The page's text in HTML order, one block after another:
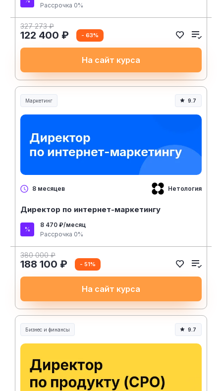
Рассрочка 0%
327 273 ₽
122 400 ₽ - 63%
На сайт курса
Маркетинг 9.7
8 месяцев Нетология
Директор по интернет-маркетингу
8 470 ₽/месяц
Рассрочка 0%
380 000 ₽
188 100 ₽ - 51%
На сайт курса
Бизнес и финансы 9.7